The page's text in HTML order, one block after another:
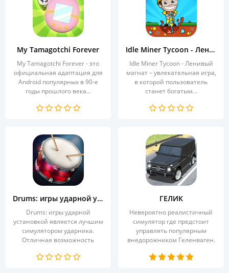
My Tamagotchi Forever
My Tamagotchi Forever - это
официальная адаптация для
Android популярных в 90-е
годы прошлого века...
Idle Miner Tycoon - Ленивый магнат
Idle Miner Tycoon - Ленивый
магнат – увлекательная игра,
в которой пользователь
станет богатым...
Drums: игры ударной установкой
Drums: игры ударной
установкой является лучшим
симулятором ударника.
Отличная возможность
ГЕЛИК
Невероятно реалистичный
симулятор где предстоит
управлять популярным
внедорожником Геленваген.